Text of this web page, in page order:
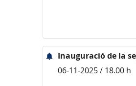
Inauguració de la
06-11-2025 / 18.00 h